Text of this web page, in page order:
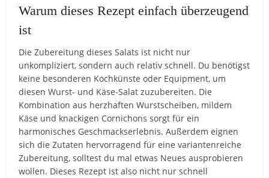
Warum dieses Rezept einfach überzeugend
ist
Die Zubereitung dieses Salats ist nicht nur
unkompliziert, sondern auch relativ schnell. Du benötigst
keine besonderen Kochkünste oder Equipment, um
diesen Wurst- und Käse-Salat zuzubereiten. Die
Kombination aus herzhaften Wurstscheiben, mildem
Käse und knackigen Cornichons sorgt für ein
harmonisches Geschmackserlebnis. Außerdem eignen
sich die Zutaten hervorragend für eine variantenreiche
Zubereitung, solltest du mal etwas Neues ausprobieren
wollen. Dieses Rezept ist also nicht nur schnell